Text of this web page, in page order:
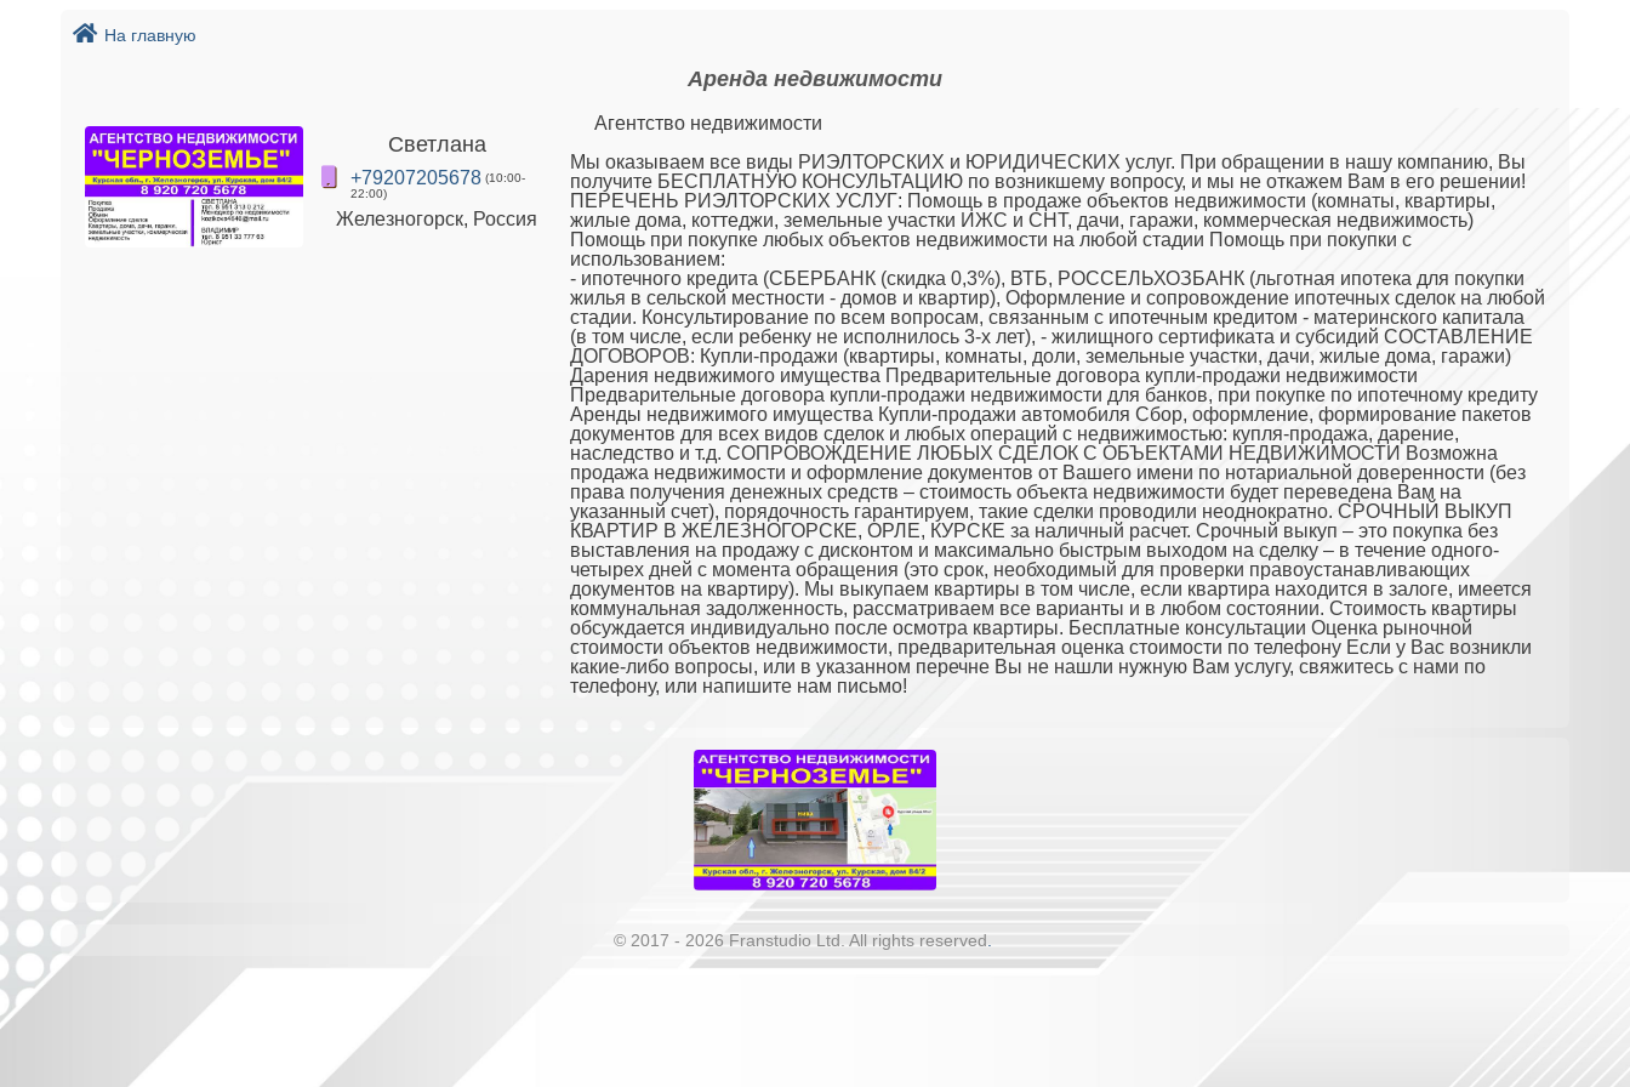
На главную
Аренда недвижимости
Светлана
+79207205678 (10:00-
22:00)
Железногорск, Россия
Агентство недвижимости
Мы оказываем все виды РИЭЛТОРСКИХ и ЮРИДИЧЕСКИХ услуг. При обращении в нашу компанию, Вы
получите БЕСПЛАТНУЮ КОНСУЛЬТАЦИЮ по возникшему вопросу, и мы не откажем Вам в его решении!
ПЕРЕЧЕНЬ РИЭЛТОРСКИХ УСЛУГ: Помощь в продаже объектов недвижимости (комнаты, квартиры,
жилые дома, коттеджи, земельные участки ИЖС и СНТ, дачи, гаражи, коммерческая недвижимость)
Помощь при покупке любых объектов недвижимости на любой стадии Помощь при покупки с
использованием:
- ипотечного кредита (СБЕРБАНК (скидка 0,3%), ВТБ, РОССЕЛЬХОЗБАНК (льготная ипотека для покупки
жилья в сельской местности - домов и квартир), Оформление и сопровождение ипотечных сделок на любой
стадии. Консультирование по всем вопросам, связанным с ипотечным кредитом - материнского капитала
(в том числе, если ребенку не исполнилось 3-х лет), - жилищного сертификата и субсидий СОСТАВЛЕНИЕ
ДОГОВОРОВ: Купли-продажи (квартиры, комнаты, доли, земельные участки, дачи, жилые дома, гаражи)
Дарения недвижимого имущества Предварительные договора купли-продажи недвижимости
Предварительные договора купли-продажи недвижимости для банков, при покупке по ипотечному кредиту
Аренды недвижимого имущества Купли-продажи автомобиля Сбор, оформление, формирование пакетов
документов для всех видов сделок и любых операций с недвижимостью: купля-продажа, дарение,
наследство и т.д. СОПРОВОЖДЕНИЕ ЛЮБЫХ СДЕЛОК С ОБЪЕКТАМИ НЕДВИЖИМОСТИ Возможна
продажа недвижимости и оформление документов от Вашего имени по нотариальной доверенности (без
права получения денежных средств – стоимость объекта недвижимости будет переведена Вам на
указанный счет), порядочность гарантируем, такие сделки проводили неоднократно. СРОЧНЫЙ ВЫКУП
КВАРТИР В ЖЕЛЕЗНОГОРСКЕ, ОРЛЕ, КУРСКЕ за наличный расчет. Срочный выкуп – это покупка без
выставления на продажу с дисконтом и максимально быстрым выходом на сделку – в течение одного-
четырех дней с момента обращения (это срок, необходимый для проверки правоустанавливающих
документов на квартиру). Мы выкупаем квартиры в том числе, если квартира находится в залоге, имеется
коммунальная задолженность, рассматриваем все варианты и в любом состоянии. Стоимость квартиры
обсуждается индивидуально после осмотра квартиры. Бесплатные консультации Оценка рыночной
стоимости объектов недвижимости, предварительная оценка стоимости по телефону Если у Вас возникли
какие-либо вопросы, или в указанном перечне Вы не нашли нужную Вам услугу, свяжитесь с нами по
телефону, или напишите нам письмо!
© 2017 - 2026 Franstudio Ltd. All rights reserved